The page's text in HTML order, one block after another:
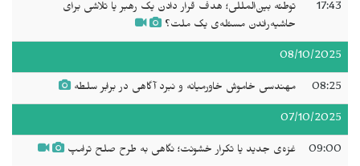
17:43
توطئه بین‌المللی؛ هدف قرار دادن یک رهبر یا تلاشی برای
حاشیه‌راندن مسئله‌ی یک ملت؟
08/10/2025
08:25 مهندسی خاموش خاورمیانه و نبرد آگاهی در برابر سلطه
07/10/2025
09:00 غزه‌ی جدید یا تکرار خشونت؛ نگاهی به طرح صلح ترامپ